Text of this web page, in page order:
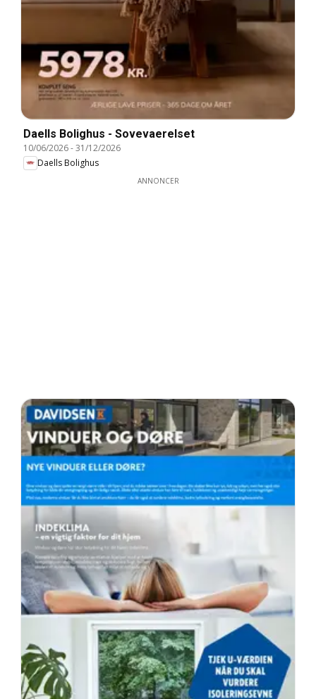
Daells Bolighus - Sovevaerelset
10/06/2026-31/12/2026
Daells Bolighus
ANNONCER